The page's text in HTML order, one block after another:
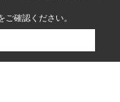
ご確認ください。